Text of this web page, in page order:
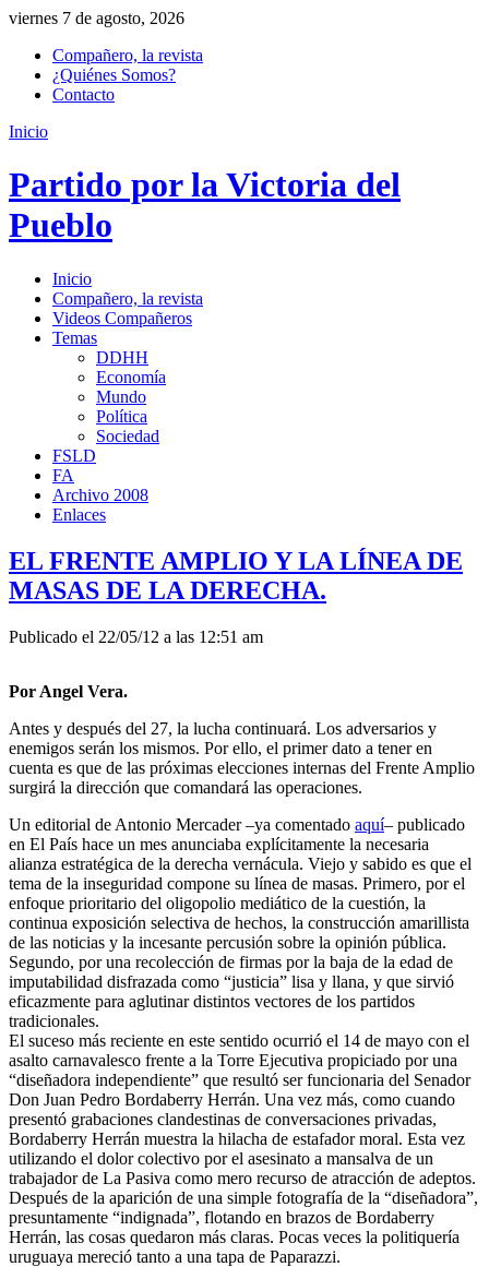
viernes 7 de agosto, 2026
Compañero, la revista
¿Quiénes Somos?
Contacto
Inicio
Partido por la Victoria del
Pueblo
Inicio
Compañero, la revista
Videos Compañeros
Temas
DDHH
Economía
Mundo
Política
Sociedad
FSLD
FA
Archivo 2008
Enlaces
EL FRENTE AMPLIO Y LA LÍNEA DE
MASAS DE LA DERECHA.
Publicado el 22/05/12 a las 12:51 am
Por Angel Vera.
Antes y después del 27, la lucha continuará. Los adversarios y
enemigos serán los mismos. Por ello, el primer dato a tener en
cuenta es que de las próximas elecciones internas del Frente Amplio
surgirá la dirección que comandará las operaciones.
Un editorial de Antonio Mercader –ya comentado aquí– publicado
en El País hace un mes anunciaba explícitamente la necesaria
alianza estratégica de la derecha vernácula. Viejo y sabido es que el
tema de la inseguridad compone su línea de masas. Primero, por el
enfoque prioritario del oligopolio mediático de la cuestión, la
continua exposición selectiva de hechos, la construcción amarillista
de las noticias y la incesante percusión sobre la opinión pública.
Segundo, por una recolección de firmas por la baja de la edad de
imputabilidad disfrazada como “justicia” lisa y llana, y que sirvió
eficazmente para aglutinar distintos vectores de los partidos
tradicionales.
El suceso más reciente en este sentido ocurrió el 14 de mayo con el
asalto carnavalesco frente a la Torre Ejecutiva propiciado por una
“diseñadora independiente” que resultó ser funcionaria del Senador
Don Juan Pedro Bordaberry Herrán. Una vez más, como cuando
presentó grabaciones clandestinas de conversaciones privadas,
Bordaberry Herrán muestra la hilacha de estafador moral. Esta vez
utilizando el dolor colectivo por el asesinato a mansalva de un
trabajador de La Pasiva como mero recurso de atracción de adeptos.
Después de la aparición de una simple fotografía de la “diseñadora”,
presuntamente “indignada”, flotando en brazos de Bordaberry
Herrán, las cosas quedaron más claras. Pocas veces la politiquería
uruguaya mereció tanto a una tapa de Paparazzi.